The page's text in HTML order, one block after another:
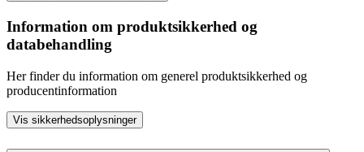
Information om produktsikkerhed og
databehandling
Her finder du information om generel produktsikkerhed og
producentinformation
Vis sikkerhedsoplysninger